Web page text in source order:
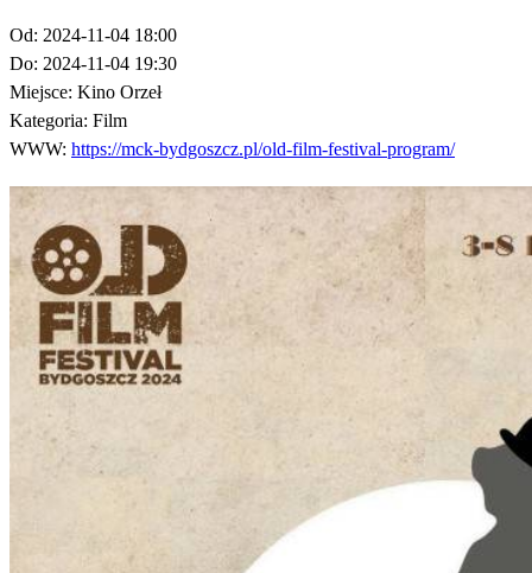
Od: 2024-11-04 18:00
Do: 2024-11-04 19:30
Miejsce: Kino Orzeł
Kategoria: Film
WWW: https://mck-bydgoszcz.pl/old-film-festival-program/